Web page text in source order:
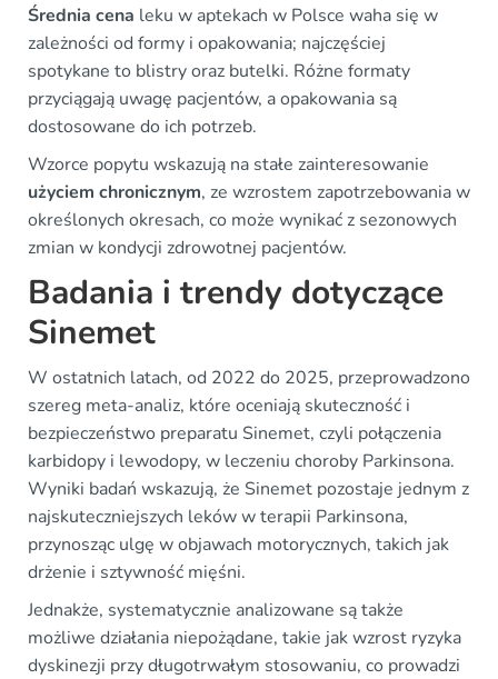
Średnia cena leku w aptekach w Polsce waha się w
zależności od formy i opakowania; najczęściej
spotykane to blistry oraz butelki. Różne formaty
przyciągają uwagę pacjentów, a opakowania są
dostosowane do ich potrzeb.
Wzorce popytu wskazują na stałe zainteresowanie
użyciem chronicznym, ze wzrostem zapotrzebowania w
określonych okresach, co może wynikać z sezonowych
zmian w kondycji zdrowotnej pacjentów.
Badania i trendy dotyczące
Sinemet
W ostatnich latach, od 2022 do 2025, przeprowadzono
szereg meta-analiz, które oceniają skuteczność i
bezpieczeństwo preparatu Sinemet, czyli połączenia
karbidopy i lewodopy, w leczeniu choroby Parkinsona.
Wyniki badań wskazują, że Sinemet pozostaje jednym z
najskuteczniejszych leków w terapii Parkinsona,
przynosząc ulgę w objawach motorycznych, takich jak
drżenie i sztywność mięśni.
Jednakże, systematycznie analizowane są także
możliwe działania niepożądane, takie jak wzrost ryzyka
dyskinezji przy długotrwałym stosowaniu, co prowadzi